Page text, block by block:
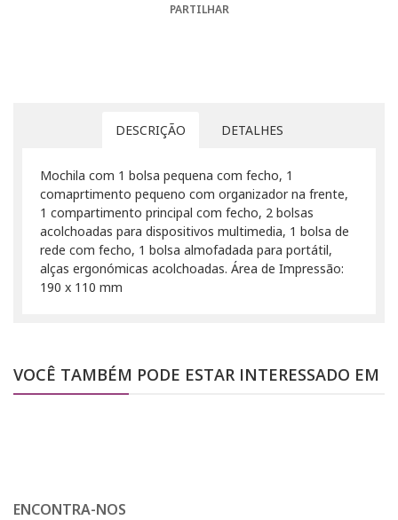
PARTILHAR
DESCRIÇÃO DETALHES
Mochila com 1 bolsa pequena com fecho, 1
comaprtimento pequeno com organizador na frente,
1 compartimento principal com fecho, 2 bolsas
acolchoadas para dispositivos multimedia, 1 bolsa de
rede com fecho, 1 bolsa almofadada para portátil,
alças ergonómicas acolchoadas. Área de Impressão:
190 x 110 mm
VOCÊ TAMBÉM PODE ESTAR INTERESSADO EM
ENCONTRA-NOS